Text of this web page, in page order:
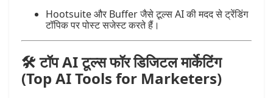
Hootsuite और Buffer जैसे टूल्स AI की मदद से ट्रेंडिंग
टॉपिक पर पोस्ट सजेस्ट करते हैं।
🛠️ टॉप AI टूल्स फॉर डिजिटल मार्केटिंग
(Top AI Tools for Marketers)